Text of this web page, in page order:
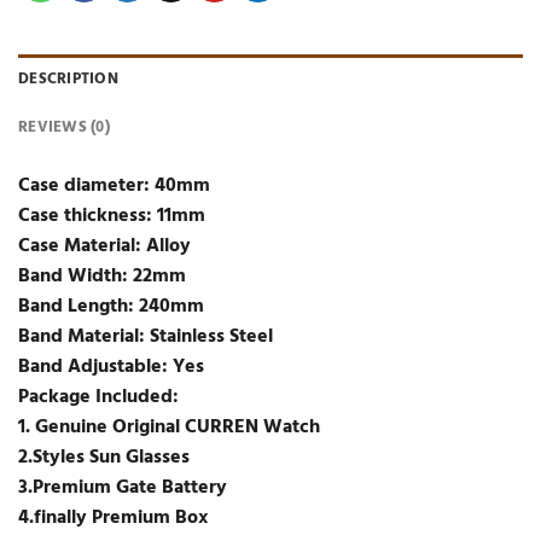
DESCRIPTION
REVIEWS (0)
Case diameter: 40mm
Case thickness: 11mm
Case Material: Alloy
Band Width: 22mm
Band Length: 240mm
Band Material: Stainless Steel
Band Adjustable: Yes
Package Included:
1. Genuine Original CURREN Watch
2.Styles Sun Glasses
3.Premium Gate Battery
4.finally Premium Box